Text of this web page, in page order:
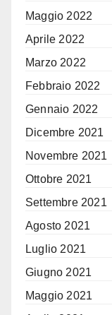
Maggio 2022
Aprile 2022
Marzo 2022
Febbraio 2022
Gennaio 2022
Dicembre 2021
Novembre 2021
Ottobre 2021
Settembre 2021
Agosto 2021
Luglio 2021
Giugno 2021
Maggio 2021